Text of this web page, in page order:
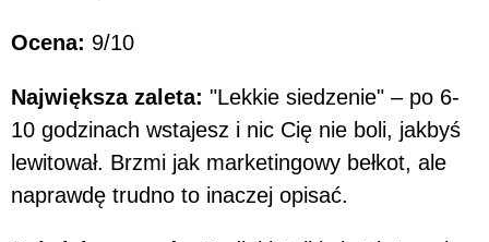
Ocena: 9/10
Największa zaleta: "Lekkie siedzenie" – po 6-
10 godzinach wstajesz i nic Cię nie boli, jakbyś
lewitował. Brzmi jak marketingowy bełkot, ale
naprawdę trudno to inaczej opisać.